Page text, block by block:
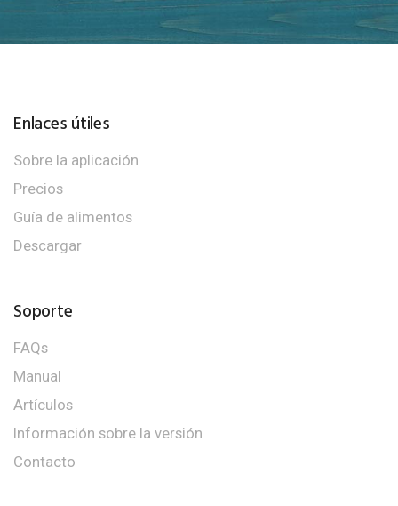
Enlaces útiles
Sobre la aplicación
Precios
Guía de alimentos
Descargar
Soporte
FAQs
Manual
Artículos
Información sobre la versión
Contacto